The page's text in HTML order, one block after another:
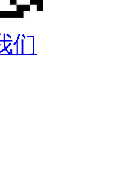
们